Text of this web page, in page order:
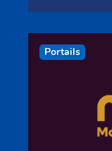
Portails